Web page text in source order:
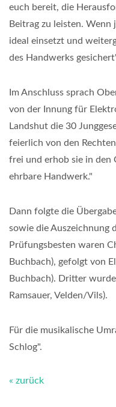
euch bereit, die
Beitrag zu leisten. Wenn
ideal einsetzt und
des Handwerks
Im Anschluss sprach
von der Innung für
Landshut die 30
feierlich von den
frei und erhob sie in den
ehrbare Handwerk."
Dann folgte die
sowie die Auszeichnung
Prüfungsbesten waren
Buchbach), gefolgt von
Buchbach). Dritter
Ramsauer, Velden/Vils).
Für die musikalische
Schlog".
« zurück